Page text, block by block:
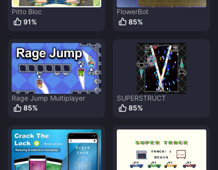
Pitto Bloc
91%
FlowerBot
85%
Rage Jump Multiplayer
85%
SUPERSTRUCT
85%